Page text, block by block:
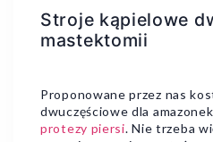
Stroje kąpielowe
mastektomii
Proponowane przez nas
dwuczęściowe dla
protezy piersi. Nie trzeba